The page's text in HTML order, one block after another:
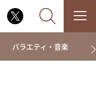
バラエティ・音楽 ド